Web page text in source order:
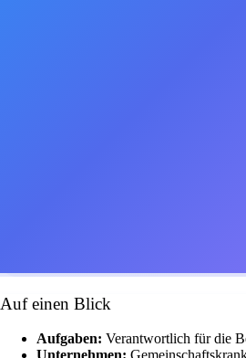
Auf einen Blick
Aufgaben: Verantwortlich für die